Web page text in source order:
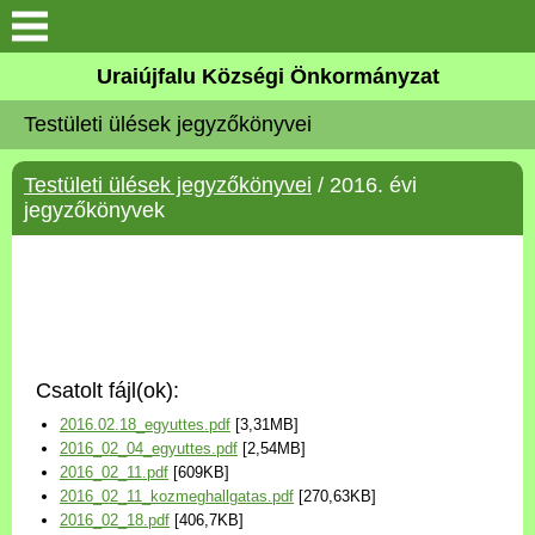
Köszöntő
Elérhetőségek
Uraiújfalu
Választási információk
Versenyképes Járások
Program
Uraiújfalu Községi Önkormányzat
Testületi ülések jegyzőkönyvei
Testületi ülések jegyzőkönyvei / 2016. évi
jegyzőkönyvek
Csatolt fájl(ok):
2016.02.18_egyuttes.pdf [3,31MB]
2016_02_04_egyuttes.pdf [2,54MB]
2016_02_11.pdf [609KB]
2016_02_11_kozmeghallgatas.pdf [270,63KB]
2016_02_18.pdf [406,7KB]